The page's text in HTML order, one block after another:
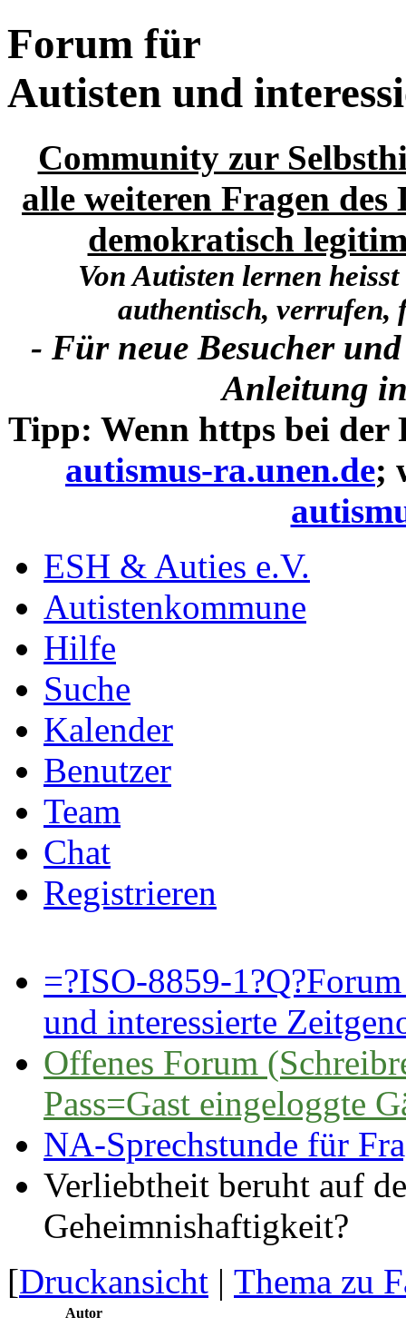
Forum für
Autisten und
Community zur
alle weiteren Fragen
demokratisch
Von Autisten lernen
authentisch, verrufen,
- Für neue Besucher
Anleitung
Tipp: Wenn https bei der
autismus-ra.unen.de;
ESH & Auties e.V.
Autistenkommune
Hilfe
Suche
Kalender
Benutzer
Team
Chat
Registrieren
=?ISO-8859-
und interessierte
Offenes Forum
Pass=Gast eingeloggte
NA-Sprechstunde für
Verliebtheit beruht auf
Geheimnishaftigkeit?
[Druckansicht | Thema zu
Autor